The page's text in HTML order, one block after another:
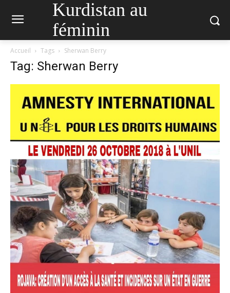
Kurdistan au
féminin
Accueil Tags Sherwan Berry
Tag: Sherwan Berry